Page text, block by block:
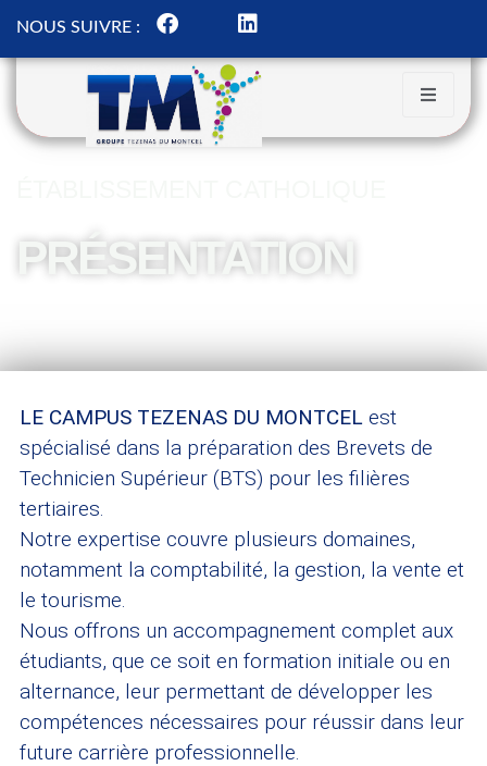
NOUS SUIVRE :
PRÉSENTATION
LE CAMPUS TEZENAS DU MONTCEL est
spécialisé dans la préparation des Brevets de
Technicien Supérieur (BTS) pour les filières
tertiaires.
Notre expertise couvre plusieurs domaines,
notamment la comptabilité, la gestion, la vente et
le tourisme.
Nous offrons un accompagnement complet aux
étudiants, que ce soit en formation initiale ou en
alternance, leur permettant de développer les
compétences nécessaires pour réussir dans leur
future carrière professionnelle.